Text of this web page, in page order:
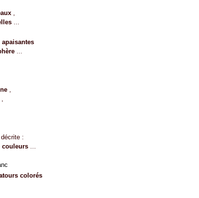
,
...
apaisantes
...
,
,
:
couleurs ...
colorés